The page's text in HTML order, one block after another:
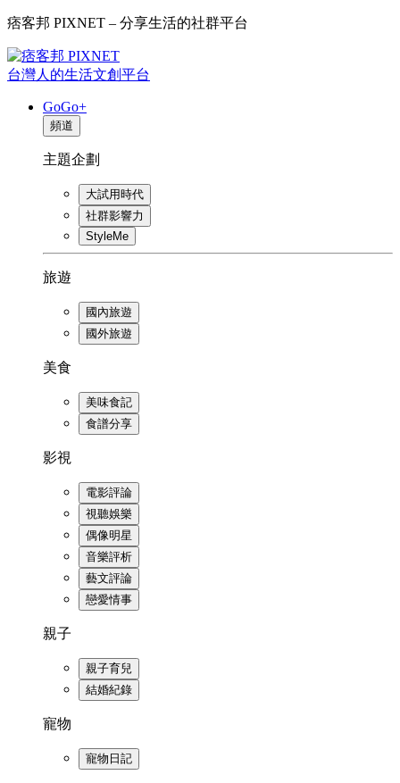
痞客邦 PIXNET – 分享生活的社群平台
台灣人的生活文創平台
GoGo+
頻道
主題企劃
大試用時代
社群影響力
StyleMe
旅遊
國內旅遊
國外旅遊
美食
美味食記
食譜分享
影視
電影評論
視聽娛樂
偶像明星
音樂評析
藝文評論
戀愛情事
親子
親子育兒
結婚紀錄
寵物
寵物日記